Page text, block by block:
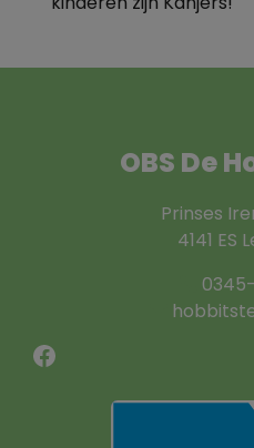
OBS De
Prinses
4141 ES
Facebook